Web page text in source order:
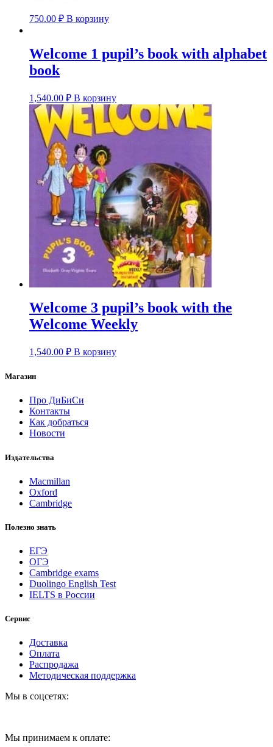
750.00 ₽ В корзину
Welcome 1 pupil’s book with alphabet
book
1,540.00 ₽ В корзину
Welcome 3 pupil’s book with the
Welcome Weekly
1,540.00 ₽ В корзину
Магазин
Про ДиБиСи
Контакты
Как добраться
Новости
Издательства
Macmillan
Oxford
Cambridge
Полезно знать
ЕГЭ
ОГЭ
Cambridge exams
Duolingo English Test
IELTS в России
Сервис
Доставка
Оплата
Распродажа
Методическая поддержка
Мы в соцсетях:
Мы принимаем к оплате: